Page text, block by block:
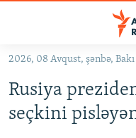
Əsas
qayıt
Əsas
naviqasiyaya
#İZAHLA
KORRUPSIOMETR
2026, 08 Avqust, şənbə,
Rusiya
seçkini